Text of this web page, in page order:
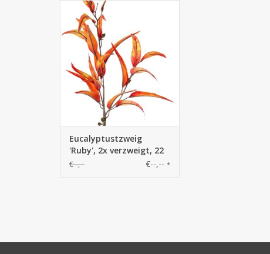
150003HO - Eucalyptustzweig
'Ruby', 2x verzweigt, 22 Blätter &
5 Früchte, 100 cm
Eucalyptustzweig
'Ruby', 2x verzweigt, 22
Blätter & 5 Früchte, 100
€--,-- €--,-- *